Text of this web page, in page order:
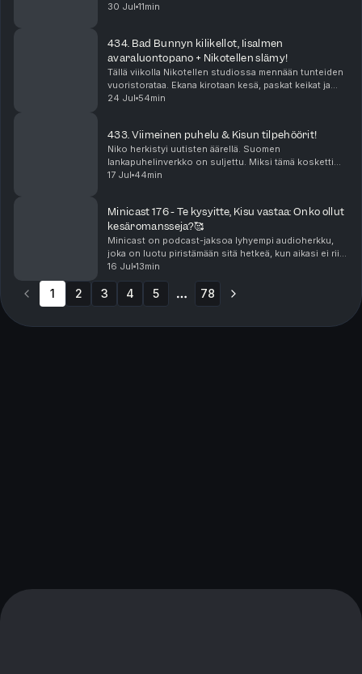
pitkään, yhtäjaksoiseen keskittymiseen. Minicastit
30 Jul 11min
434. Bad Bunnyn kilikellot, Iisalmen
avaraluontopano + Nikotellen slämy!
Tällä viikolla Nikotellen studiossa mennään tunteiden
vuoristorataa. Ekana kirotaan kesä, paskat keikat ja
sitten Bad Bunnyn tiktokit vie mennessään! Katja on
24 Jul 54min
433. Viimeinen puhelu & Kisun tilpehöörit!
Niko herkistyi uutisten äärellä. Suomen
lankapuhelinverkko on suljettu. Miksi tämä kosketti
niin suuresti? Jenna nukkui elämänsä parhaat
17 Jul 44min
Minicast 176 - Te kysyitte, Kisu vastaa: Onko ollut
kesäromansseja?🥰
Minicast on podcast-jaksoa lyhyempi audioherkku,
joka on luotu piristämään sitä hetkeä, kun aikasi ei riitä
pitkään, yhtäjaksoiseen keskittymiseen. Minicastit
ovat tarjolla vain Podme Premium -kuunt...
16 Jul 13min
1 2 3 4 5 78